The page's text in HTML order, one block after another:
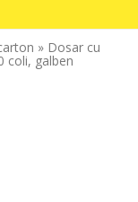
» Dosar cu
coli, galben